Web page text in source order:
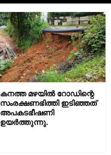
കനത്ത മഴയിൽ റോഡിന്റെ
സംരക്ഷണഭിത്തി ഇടിഞ്ഞത്
അപകടഭീഷണി
ഉയർത്തുന്നു.